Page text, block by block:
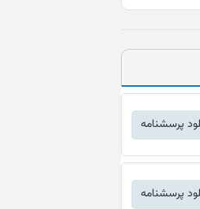
پرسشنامه
پرسشنامه